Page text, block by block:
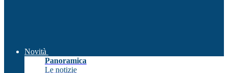
Novità
Panoramica
Le notizie